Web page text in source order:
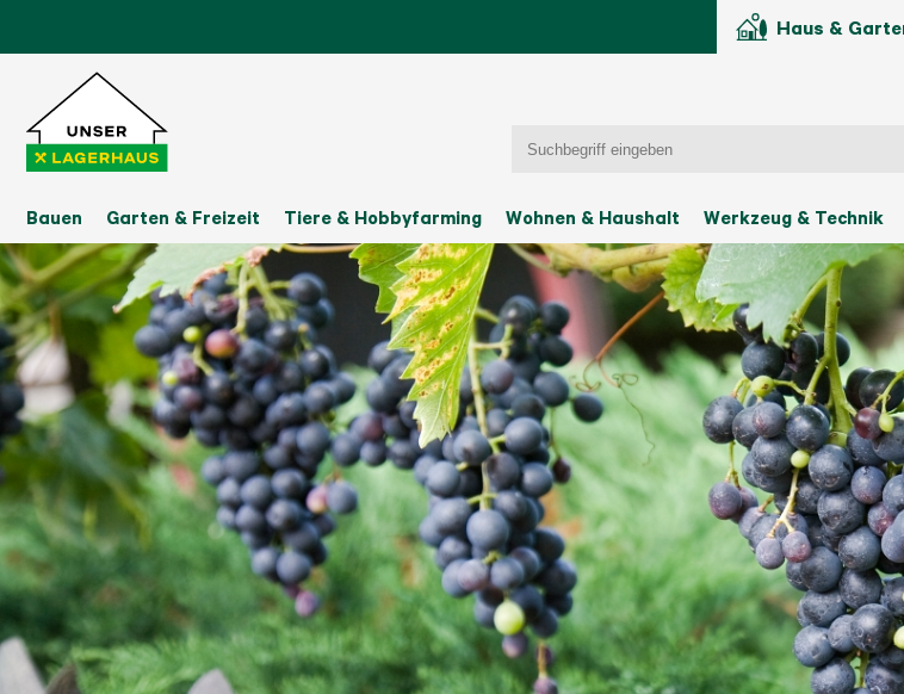
Haus &
Bauen Garten & Freizeit Tiere & Hobbyfarming Wohnen & Haushalt Werkzeug & Technik